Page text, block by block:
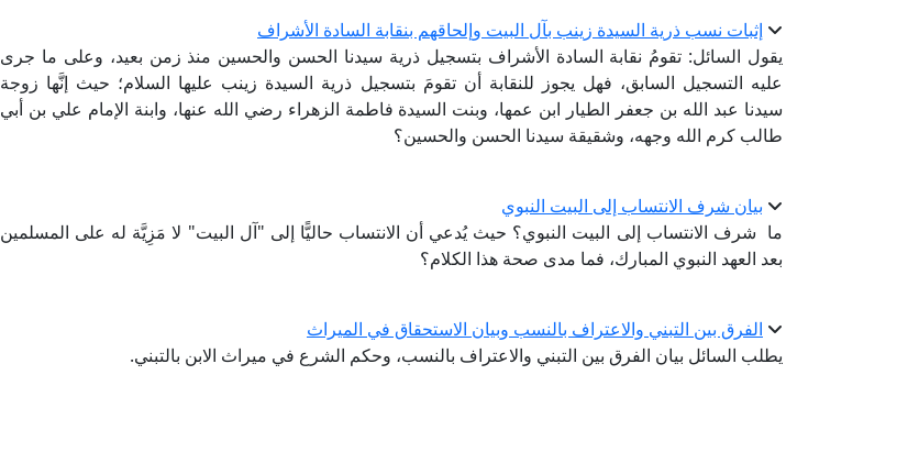
إثبات نسب ذرية السيدة زينب بآل البيت وإلحاقهم بنقابة السادة الأشراف
يقول السائل: تقومُ نقابة السادة الأشراف بتسجيل ذرية سيدنا الحسن والحسين منذ زمن بعيد، وعلى ما جرى
عليه التسجيل السابق، فهل يجوز للنقابة أن تقومَ بتسجيل ذرية السيدة زينب عليها السلام؛ حيث إنَّها زوجة
سيدنا عبد الله بن جعفر الطيار ابن عمها، وبنت السيدة فاطمة الزهراء رضي الله عنها، وابنة الإمام علي بن أبي
طالب كرم الله وجهه، وشقيقة سيدنا الحسن والحسين؟
بيان شرف الانتساب إلى البيت النبوي
ما شرف الانتساب إلى البيت النبوي؟ حيث يُدعي أن الانتساب حاليًّا إلى "آل البيت" لا مَزِيَّة له على المسلمين
بعد العهد النبوي المبارك، فما مدى صحة هذا الكلام؟
الفرق بين التبني والاعتراف بالنسب وبيان الاستحقاق في الميراث
يطلب السائل بيان الفرق بين التبني والاعتراف بالنسب، وحكم الشرع في ميراث الابن بالتبني.